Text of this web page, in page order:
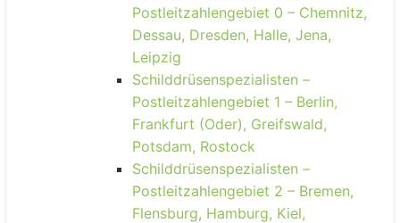
Postleitzahlengebiet 0 – Chemnitz,
Dessau, Dresden, Halle, Jena,
Leipzig
Schilddrüsenspezialisten –
Postleitzahlengebiet 1 – Berlin,
Frankfurt (Oder), Greifswald,
Potsdam, Rostock
Schilddrüsenspezialisten –
Postleitzahlengebiet 2 – Bremen,
Flensburg, Hamburg, Kiel,